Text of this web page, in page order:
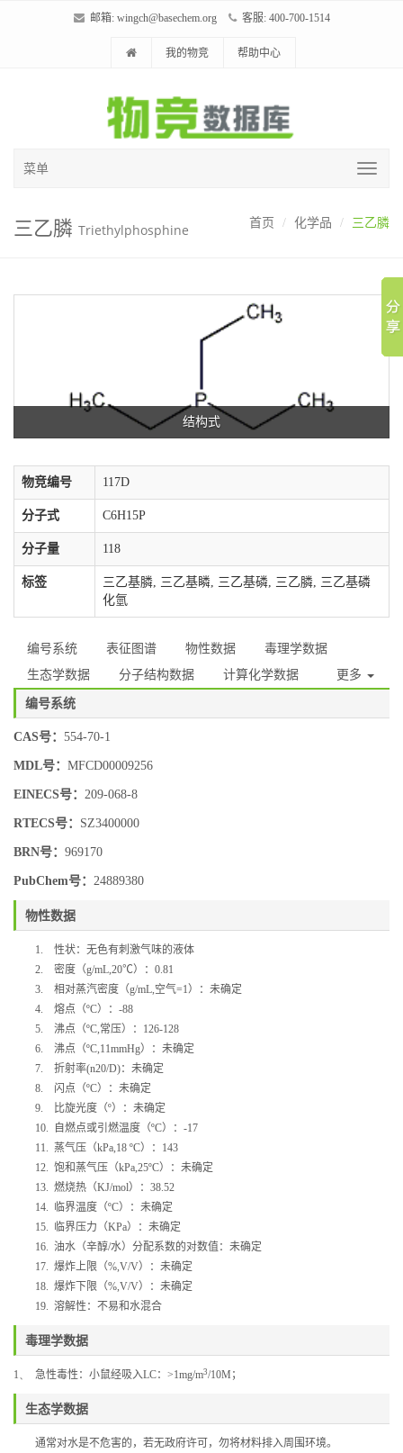
邮箱: wingch@basechem.org 客服: 400-700-1514
我的物竞 帮助中心
菜单
三乙膦 Triethylphosphine 首页 化学品 三乙膦
结构式
物竞编号 117D
分子式 C6H15P
分子量 118
标签
三乙基膦, 三乙基瞵, 三乙基磷, 三乙膦, 三乙基磷
化氫
编号系统 表征图谱 物性数据
毒理学数据
生态学数据
分子结构数据 计算化学数据 更多
编号系统
CAS号： 554-70-1
MDL号： MFCD00009256
EINECS号： 209-068-8
RTECS号： SZ3400000
BRN号： 969170
PubChem号： 24889380
物性数据
1.
性状：无色有刺激气味的液体
2.
密度（g/mL,20℃）： 0.81
3.
相对蒸汽密度（g/mL,空气=1）：未确定
4.
熔点（ºC）： -88
5.
沸点（ºC,常压）： 126-128
6.
沸点（ºC,11mmHg）：未确定
7.
折射率(n20/D)：未确定
8.
闪点（ºC）：未确定
9.
比旋光度（º）：未确定
10.
自燃点或引燃温度（ºC）： -17
11. 蒸气压（kPa,18 ºC）： 143
12. 饱和蒸气压（kPa,25ºC）：未确定
13. 燃烧热（KJ/mol）： 38.52
14. 临界温度（ºC）：未确定
15. 临界压力（KPa）：未确定
16. 油水（辛醇/水）分配系数的对数值：未确定
17. 爆炸上限（%,V/V）：未确定
18. 爆炸下限（%,V/V）：未确定
19. 溶解性：不易和水混合
毒理学数据
1、 急性毒性：小鼠经吸入LC： >1mg/m3/10M ；
生态学数据
通常对水是不危害的，若无政府许可，勿将材料排入周围环境。